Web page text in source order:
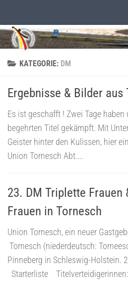
KATEGORIE: DM
Ergebnisse & Bilder aus
Es ist geschafft ! Zwei Tage
begehrten Titel gekämpft. Mit
Geister hinter den Kulissen, hier
Union Tornesch Abt....
23. DM Triplette Frauen
Frauen in Tornesch
Union Tornesch, ein neuer
Tornesch (niederdeutsch:
Pinneberg in Schleswig-Holstein.
Starterliste